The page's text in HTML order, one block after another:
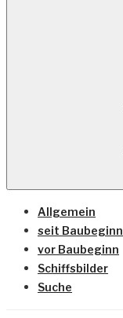
Allgemein
seit Baubeginn
vor Baubeginn
Schiffsbilder
Suche